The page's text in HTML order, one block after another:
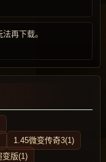
再下载。
1.45微变传奇3(1)
变版(1)